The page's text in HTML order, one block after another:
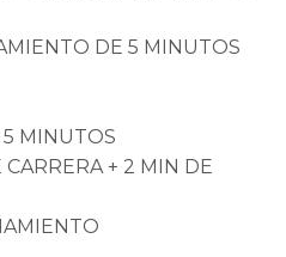
DE 5 MINUTOS
MINUTOS
CARRERA + 2 MIN DE